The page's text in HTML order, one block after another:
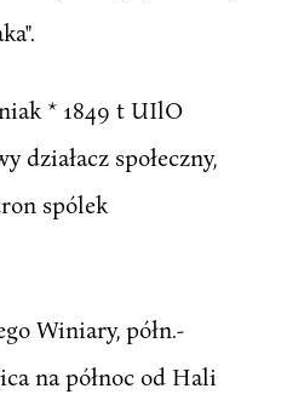
* 1849 t UIlO
działacz społeczny,
spólek
Winiary, półn.-
na północ od Hali